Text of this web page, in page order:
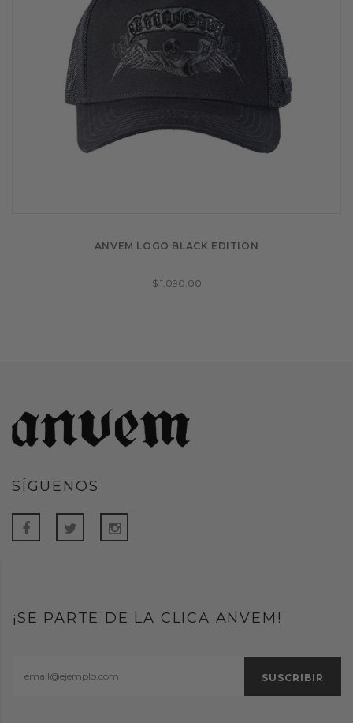
ANVEM LOGO BLACK EDITION
$ 1,090.00
SÍGUENOS
¡SE PARTE DE LA CLICA ANVEM!